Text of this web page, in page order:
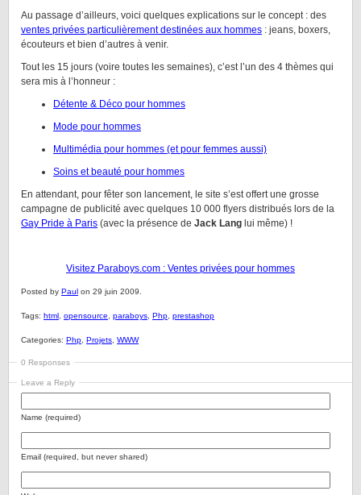
Au passage d’ailleurs, voici quelques explications sur le concept : des
ventes privées particulièrement destinées aux hommes : jeans, boxers,
écouteurs et bien d’autres à venir.
Tout les 15 jours (voire toutes les semaines), c’est l’un des 4 thèmes qui
sera mis à l’honneur :
Détente & Déco pour hommes
Mode pour hommes
Multimédia pour hommes (et pour femmes aussi)
Soins et beauté pour hommes
En attendant, pour fêter son lancement, le site s’est offert une grosse
campagne de publicité avec quelques 10 000 flyers distribués lors de la
Gay Pride à Paris (avec la présence de Jack Lang lui même) !
Visitez Paraboys.com : Ventes privées pour hommes
Posted by Paul on 29 juin 2009.
Tags: html opensource paraboys Php prestashop
Categories: Php Projets WWW
0 Responses
Leave a Reply
Name (required)
Email (required, but never shared)